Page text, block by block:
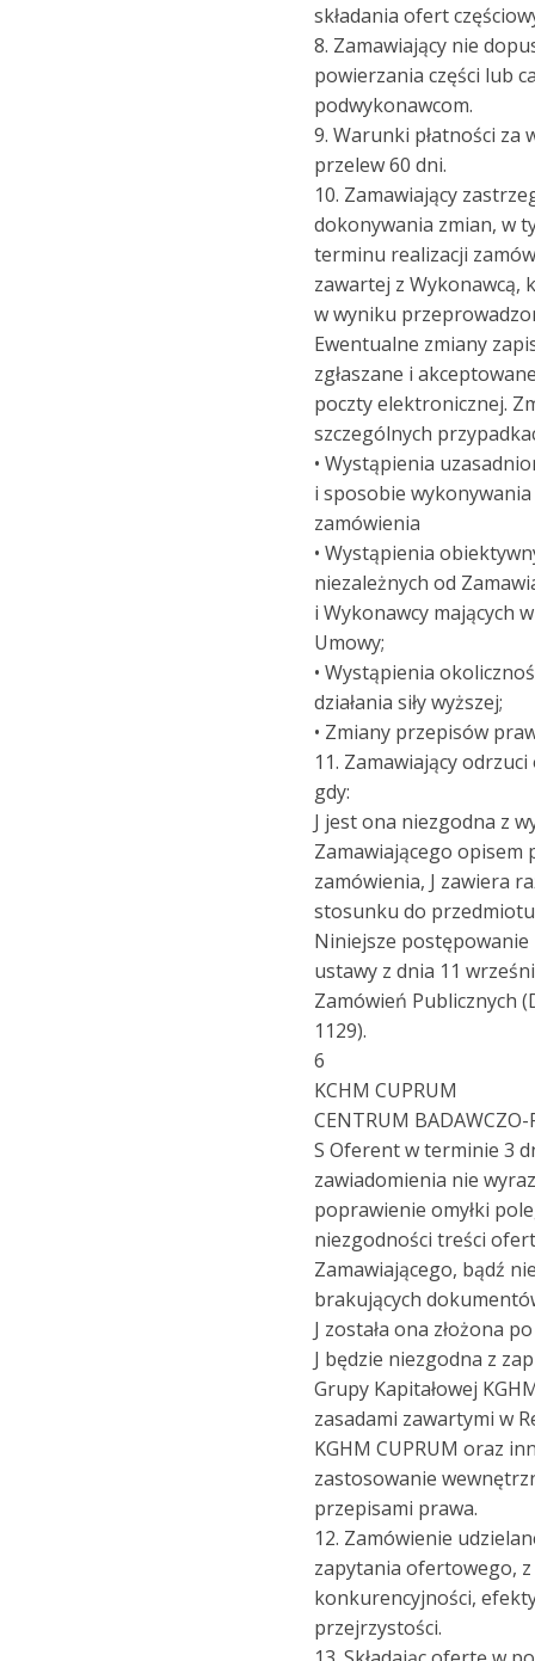
składania ofert
8. Zamawiający nie
powierzania części lub
podwykonawcom.
9. Warunki płatności za
przelew 60 dni.
10. Zamawiający
dokonywania zmian, w
terminu realizacji
zawartej z
w wyniku
Ewentualne zmiany
zgłaszane i
poczty elektronicznej.
szczególnych
• Wystąpienia
i sposobie
zamówienia
• Wystąpienia
niezależnych od
i Wykonawcy mających
Umowy;
• Wystąpienia
działania siły wyższej;
• Zmiany przepisów
11. Zamawiający
gdy:
J jest ona niezgodna z
Zamawiającego opisem
zamówienia, J zawiera
stosunku do
Niniejsze
ustawy z dnia 11
Zamówień Publicznych
1129).
6
KCHM CUPRUM
CENTRUM BADAWCZO-
S Oferent w terminie 3
zawiadomienia nie
poprawienie omyłki
niezgodności treści
Zamawiającego, bądź
brakujących
J została ona złożona
J będzie niezgodna z
Grupy Kapitałowej
zasadami zawartymi w
KGHM CUPRUM oraz
zastosowanie
przepisami prawa.
12. Zamówienie
zapytania ofertowego,
konkurencyjności,
przejrzystości.